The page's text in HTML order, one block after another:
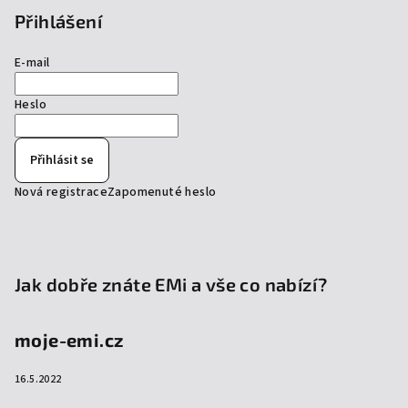
Přihlášení
E-mail
Heslo
Přihlásit se
Nová registraceZapomenuté heslo
Jak dobře znáte EMi a vše co nabízí?
moje-emi.cz
16.5.2022